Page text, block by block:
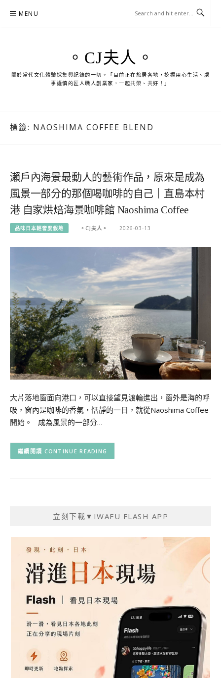
MENU
。CJ夫人。
關於當代文化體驗採集與紀錄的一切。「目前正在旅居各地，挖掘用心生活、處
事謹慎的匠人職人創業家，一起共榮、共好！」
標籤: NAOSHIMA COFFEE BLEND
瀨戶內海景最動人的藝術作品，原來是成為
風景一部分的那個喝咖啡的自己｜直島本村
港 自家烘焙海景咖啡館 Naoshima Coffee
品味日本輕奢度假地 。CJ夫人。 2026-03-13
大片落地窗面向港口，可以直接望見渡輪進出，窗外是海的呼
吸，窗內是咖啡的香氣，恬靜的一日，就從Naoshima Coffee
開始。 成為風景的一部分…
CONTINUE READING
立刻下載▼IWAFU FLASH APP